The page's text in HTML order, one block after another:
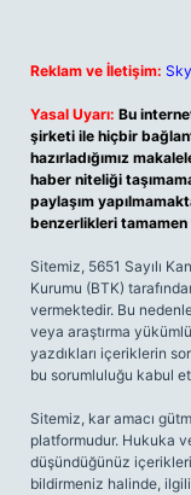
Reklam ve İletişim:
Yasal Uyarı: Bu
şirketi ile hiçbir
hazırladığımız
haber niteliği
paylaşım
benzerlikleri
Sitemiz, 5651 Sayılı
Kurumu (BTK)
vermektedir. Bu
veya araştırma
yazdıkları içeriklerin
bu sorumluluğu kabul
Sitemiz, kar amacı
platformudur. Hukuka
düşündüğünüz
bildirmeniz halinde,